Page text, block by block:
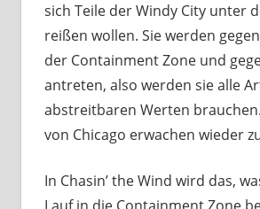
sich Teile der Windy City unter
reißen wollen. Sie werden
der Containment Zone und
antreten, also werden sie alle
abstreitbaren Werten
von Chicago erwachen wieder
In Chasin’ the Wind wird das,